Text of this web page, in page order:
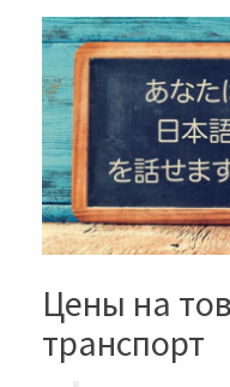
Цены на
транспорт